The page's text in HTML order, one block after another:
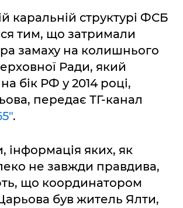
каральній структурі ФСБ
тим, що затримали
замаху на колишнього
Ради, який
бік РФ у 2014 році,
передає ТГ-канал
.
яких, як
не завжди правдива,
що координатором
був житель Ялти,